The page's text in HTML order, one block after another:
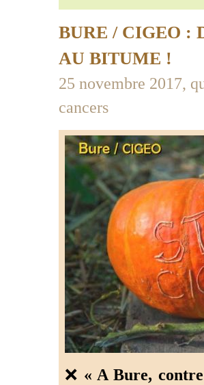
BURE / CIGEO :
AU BITUME !
25 novembre 2017,
cancers
❌ « A Bure,